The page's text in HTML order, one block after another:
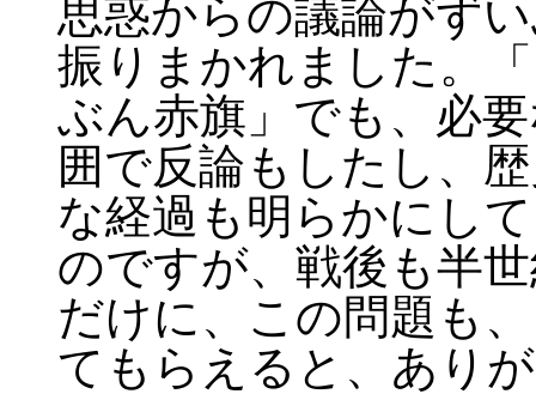
思惑からの議論がず
振りまかれました。
ぶん赤旗」でも、必
囲で反論もしたし、
な経過も明らかにし
のですが、戦後も半
だけに、この問題も
てもらえると、あり